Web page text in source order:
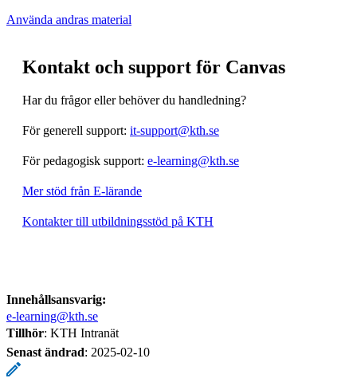
Använda andras material
Kontakt och support för Canvas
Har du frågor eller behöver du handledning?
För generell support: it-support@kth.se
För pedagogisk support: e-learning@kth.se
Mer stöd från E-lärande
Kontakter till utbildningsstöd på KTH
Innehållsansvarig:
e-learning@kth.se
Tillhör: KTH Intranät
Senast ändrad: 2025-02-10